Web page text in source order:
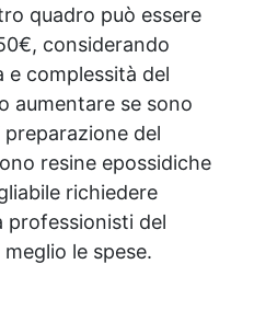
quadro può essere
considerando
e complessità del
aumentare se sono
del
resine epossidiche
richiedere
professionisti del
le spese.